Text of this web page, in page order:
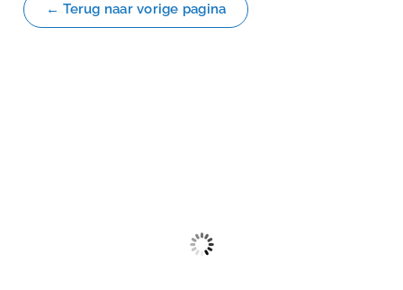
← Terug naar vorige pagina